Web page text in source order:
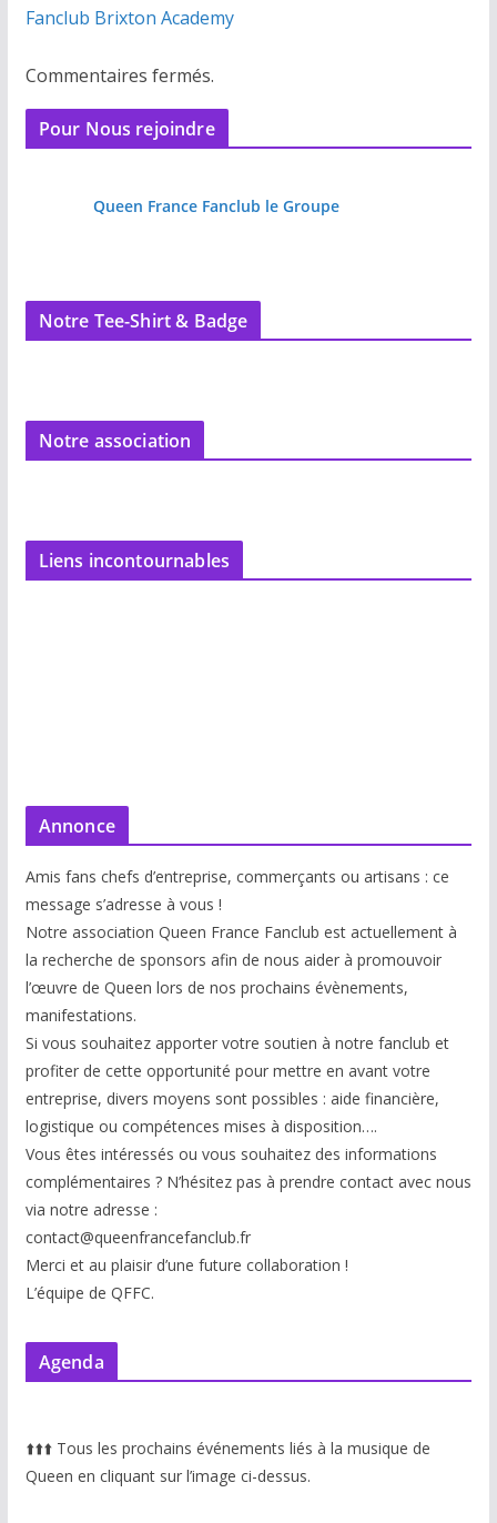
Fanclub Brixton Academy
Commentaires fermés.
Pour Nous rejoindre
Queen France Fanclub le Groupe
Notre Tee-Shirt & Badge
Notre association
Liens incontournables
Annonce
Amis fans chefs d’entreprise, commerçants ou artisans : ce
message s’adresse à vous !
Notre association Queen France Fanclub est actuellement à
la recherche de sponsors afin de nous aider à promouvoir
l’œuvre de Queen lors de nos prochains évènements,
manifestations.
Si vous souhaitez apporter votre soutien à notre fanclub et
profiter de cette opportunité pour mettre en avant votre
entreprise, divers moyens sont possibles : aide financière,
logistique ou compétences mises à disposition….
Vous êtes intéressés ou vous souhaitez des informations
complémentaires ? N’hésitez pas à prendre contact avec nous
via notre adresse :
contact@queenfrancefanclub.fr
Merci et au plaisir d’une future collaboration !
L’équipe de QFFC.
Agenda
⬆️⬆️⬆️ Tous les prochains événements liés à la musique de
Queen en cliquant sur l’image ci-dessus.